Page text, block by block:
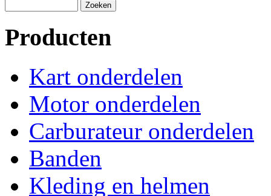
Producten
Kart onderdelen
Motor onderdelen
Carburateur onderdelen
Banden
Kleding en helmen